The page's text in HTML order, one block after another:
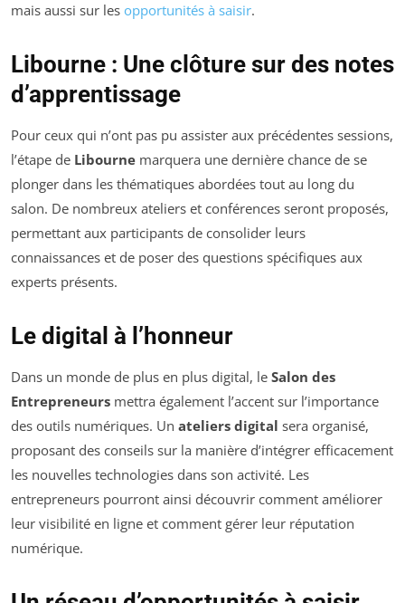
mais aussi sur les opportunités à saisir.
Libourne : Une clôture sur des notes
d’apprentissage
Pour ceux qui n’ont pas pu assister aux précédentes sessions,
l’étape de Libourne marquera une dernière chance de se
plonger dans les thématiques abordées tout au long du
salon. De nombreux ateliers et conférences seront proposés,
permettant aux participants de consolider leurs
connaissances et de poser des questions spécifiques aux
experts présents.
Le digital à l’honneur
Dans un monde de plus en plus digital, le Salon des
Entrepreneurs mettra également l’accent sur l’importance
des outils numériques. Un ateliers digital sera organisé,
proposant des conseils sur la manière d’intégrer efficacement
les nouvelles technologies dans son activité. Les
entrepreneurs pourront ainsi découvrir comment améliorer
leur visibilité en ligne et comment gérer leur réputation
numérique.